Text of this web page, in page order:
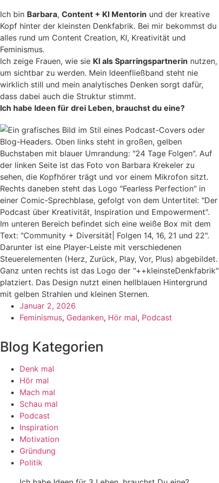
Ich bin Barbara, Content + KI Mentorin und der kreative
Kopf hinter der kleinsten Denkfabrik. Bei mir bekommst du
alles rund um Content Creation, KI, Kreativität und
Feminismus.
Ich zeige Frauen, wie sie KI als Sparringspartnerin nutzen,
um sichtbar zu werden. Mein Ideenfließband steht nie
wirklich still und mein analytisches Denken sorgt dafür,
dass dabei auch die Struktur stimmt.
Ich habe Ideen für drei Leben, brauchst du eine?
Januar 2, 2026
Feminismus, Gedanken, Hör mal, Podcast
Blog Kategorien
Denk mal
Hör mal
Mach mal
Schau mal
Podcast
Inspiration
Motivation
Gründung
Politik